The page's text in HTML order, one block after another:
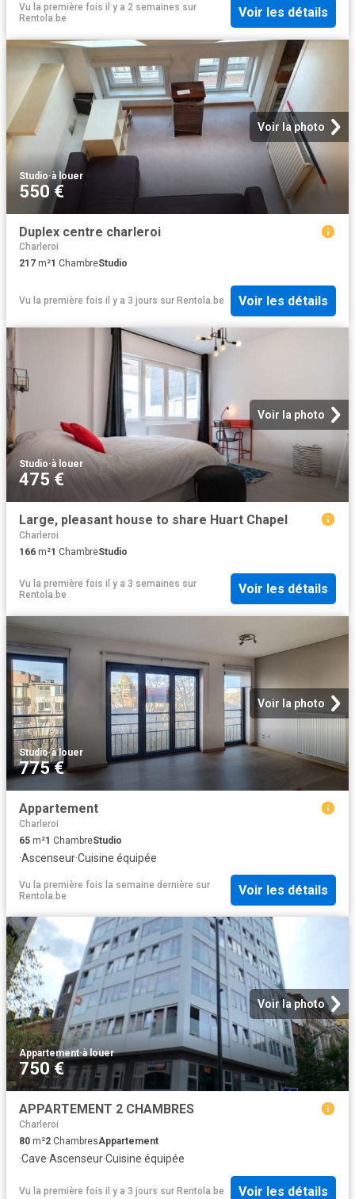
Vu la première fois il y a 2 semaines sur
Rentola.be
Voir les détails
Voir la photo
Studio·à louer
550 €
Duplex centre charleroi
Charleroi
217 m²1 ChambreStudio
Vu la première fois il y a 3 jours sur Rentola.be Voir les détails
Voir la photo
Studio·à louer
475 €
Large, pleasant house to share Huart Chapel
Charleroi
166 m²1 ChambreStudio
Vu la première fois il y a 3 semaines sur
Rentola.be
Voir les détails
Voir la photo
Studio·à louer
775 €
Appartement
Charleroi
65 m²1 ChambreStudio
·Ascenseur·Cuisine équipée
Vu la première fois la semaine dernière sur
Rentola.be
Voir les détails
Voir la photo
Appartement·à louer
750 €
APPARTEMENT 2 CHAMBRES
Charleroi
80 m²2 ChambresAppartement
·Cave·Ascenseur·Cuisine équipée
Vu la première fois il y a 3 jours sur Rentola.be Voir les détails